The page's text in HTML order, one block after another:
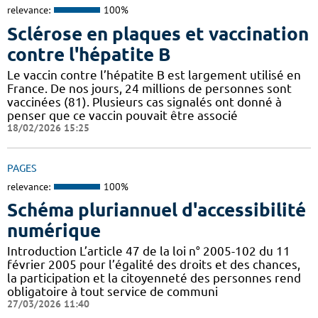
relevance: 100%
Sclérose en plaques et vaccination
contre l'hépatite B
Le vaccin contre l’hépatite B est largement utilisé en
France. De nos jours, 24 millions de personnes sont
vaccinées (81). Plusieurs cas signalés ont donné à
penser que ce vaccin pouvait être associé
18/02/2026 15:25
PAGES
relevance: 100%
Schéma pluriannuel d'accessibilité
numérique
Introduction L’article 47 de la loi n° 2005-102 du 11
février 2005 pour l’égalité des droits et des chances,
la participation et la citoyenneté des personnes rend
obligatoire à tout service de communi
27/03/2026 11:40